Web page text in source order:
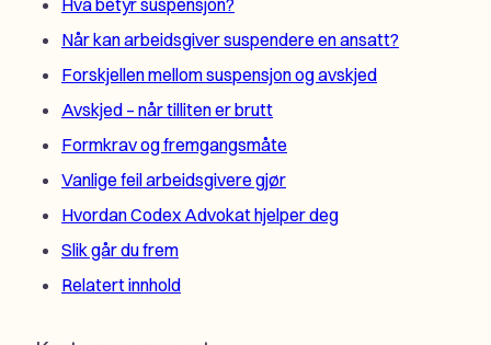
Hva betyr suspensjon?
Når kan arbeidsgiver suspendere en ansatt?
Forskjellen mellom suspensjon og avskjed
Avskjed – når tilliten er brutt
Formkrav og fremgangsmåte
Vanlige feil arbeidsgivere gjør
Hvordan Codex Advokat hjelper deg
Slik går du frem
Relatert innhold